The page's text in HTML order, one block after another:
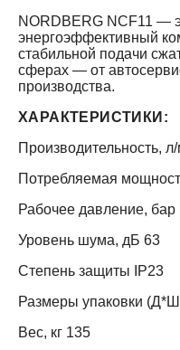
NORDBERG NCF11 —
энергоэффективный
стабильной подачи
сферах — от
производства.
ХАРАКТЕРИСТИКИ:
Производительность,
Потребляемая
Рабочее давление, бар
Уровень шума, дБ 63
Степень защиты IP23
Размеры упаковки
Вес, кг 135